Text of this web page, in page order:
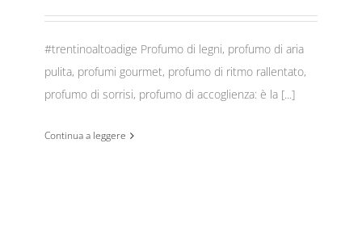
#trentinoaltoadige Profumo di legni, profumo di aria
pulita, profumi gourmet, profumo di ritmo rallentato,
profumo di sorrisi, profumo di accoglienza: è la [...]
Continua a leggere